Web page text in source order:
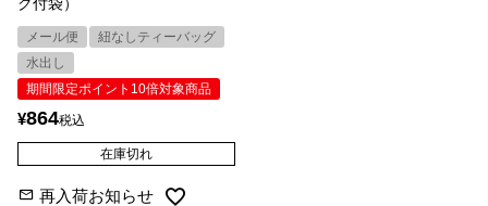
メール便
紐なしティーバッグ
水出し
期間限定ポイント10倍対象商品
¥864税込
在庫切れ
再入荷お知らせ